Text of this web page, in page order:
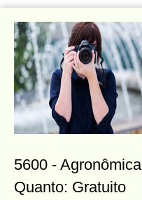
5600 - Agronômica
Quanto: Gratuito